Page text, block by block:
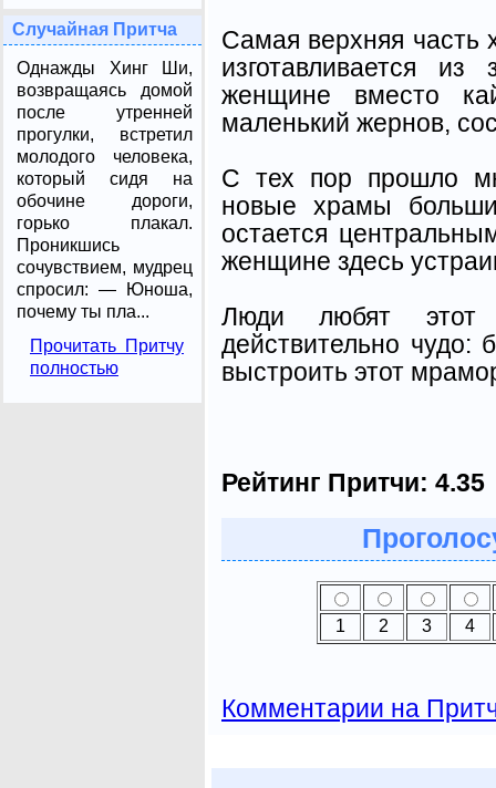
Случайная Притча
Однажды Хинг Ши,
возвращаясь домой
после утренней
прогулки, встретил
молодого человека,
который сидя на
обочине дороги,
горько плакал.
Проникшись
сочувствием, мудрец
спросил: — Юноша,
почему ты пла...
Прочитать Притчу
полностью
Самая верхняя часть
изготавливается
женщине вместо
маленький жернов,
С тех пор прошло
новые храмы
остается
женщине здесь
Люди любят
действительно чудо:
выстроить этот
Рейтинг Притчи: 4.35
1 2 3 4
Комментарии на